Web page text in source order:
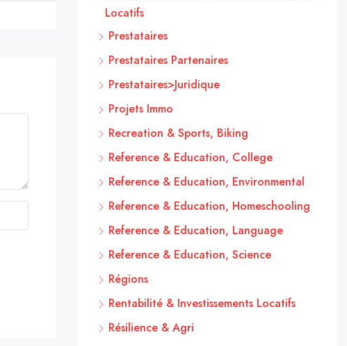
Locatifs
Prestataires
Prestataires Partenaires
Prestataires>Juridique
Projets Immo
Recreation & Sports, Biking
Reference & Education, College
Reference & Education, Environmental
Reference & Education, Homeschooling
Reference & Education, Language
Reference & Education, Science
Régions
Rentabilité & Investissements Locatifs
Résilience & Agri